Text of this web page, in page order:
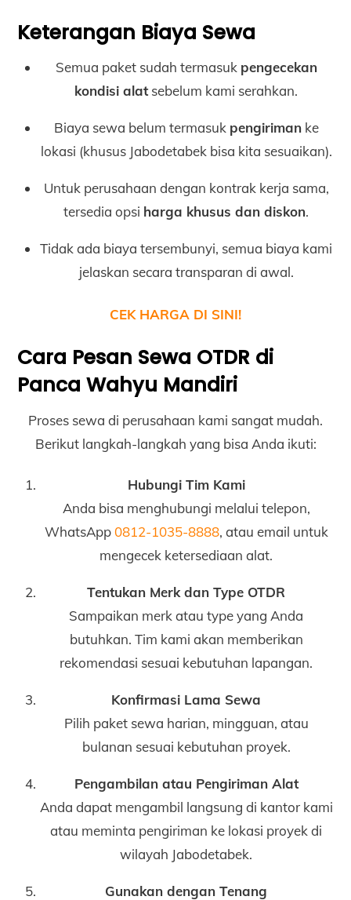
Keterangan Biaya Sewa
Semua paket sudah termasuk pengecekan
kondisi alatsebelum kami serahkan.
Biaya sewa belum termasuk pengirimanke
lokasi (khusus Jabodetabek bisa kita sesuaikan).
Untuk perusahaan dengan kontrak kerja sama,
tersedia opsi harga khusus dan diskon.
Tidak ada biaya tersembunyi, semua biaya kami
jelaskan secara transparan di awal.
CEK HARGA DI SINI!
Cara Pesan Sewa OTDR di
Panca Wahyu Mandiri
Proses sewa di perusahaan kami sangat mudah.
Berikut langkah-langkah yang bisa Anda ikuti:
Hubungi Tim Kami
Anda bisa menghubungi melalui telepon,
WhatsApp0812-1035-8888, atau email untuk
mengecek ketersediaan alat.
Tentukan Merk dan Type OTDR
Sampaikan merk atau type yang Anda
butuhkan. Tim kami akan memberikan
rekomendasi sesuai kebutuhan lapangan.
Konfirmasi Lama Sewa
Pilih paket sewa harian, mingguan, atau
bulanan sesuai kebutuhan proyek.
Pengambilan atau Pengiriman Alat
Anda dapat mengambil langsung di kantor kami
atau meminta pengiriman ke lokasi proyek di
wilayah Jabodetabek.
Gunakan dengan Tenang